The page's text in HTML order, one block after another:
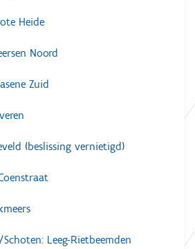
Heide
Noord
Zuid
(beslissing vernietigd)
Leeg-Rietbeemden